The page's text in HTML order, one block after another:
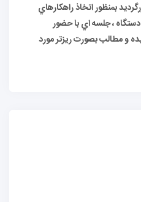
بمنظور اتخاذ راهكارهاي
، جلسه اي با حضور
و مطالب بصورت ريزتر مورد